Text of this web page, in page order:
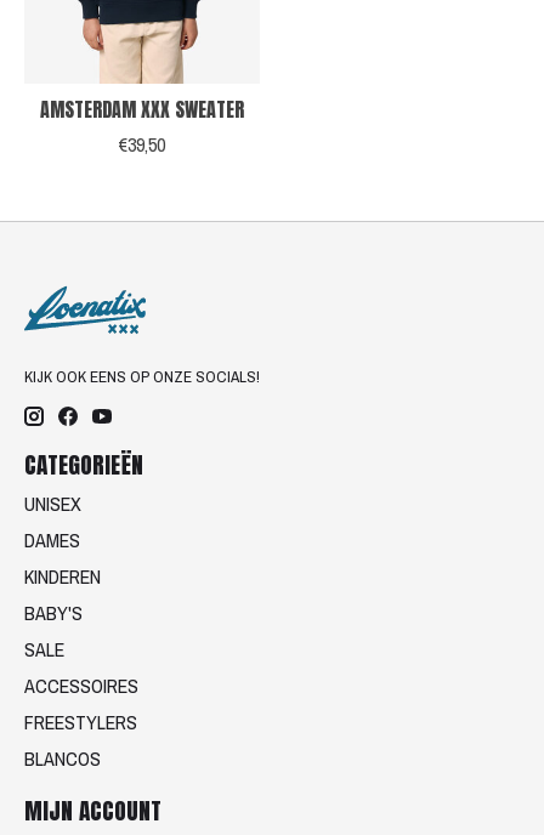
AMSTERDAM XXX SWEATER
€39,50
KIJK OOK EENS OP ONZE SOCIALS!
CATEGORIEËN
UNISEX
DAMES
KINDEREN
BABY'S
SALE
ACCESSOIRES
FREESTYLERS
BLANCOS
MIJN ACCOUNT